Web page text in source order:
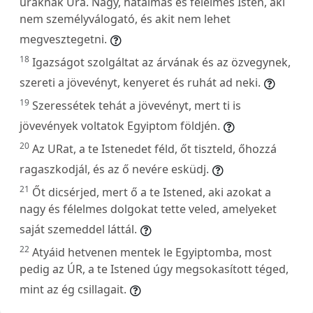
nem személyválogató, és akit nem lehet
megvesztegetni.
18 Igazságot szolgáltat az árvának és az özvegynek,
szereti a jövevényt, kenyeret és ruhát ad neki.
19 Szeressétek tehát a jövevényt, mert ti is
jövevények voltatok Egyiptom földjén.
20 Az URat, a te Istenedet féld, őt tiszteld, őhozzá
ragaszkodjál, és az ő nevére esküdj.
21 Őt dicsérjed, mert ő a te Istened, aki azokat a
nagy és félelmes dolgokat tette veled, amelyeket
saját szemeddel láttál.
22 Atyáid hetvenen mentek le Egyiptomba, most
pedig az ÚR, a te Istened úgy megsokasított téged,
mint az ég csillagait.